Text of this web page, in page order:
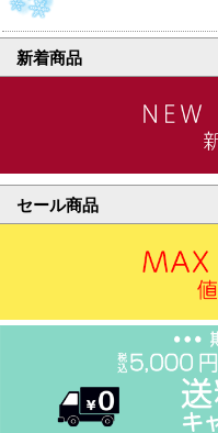
新着商品
セール商品